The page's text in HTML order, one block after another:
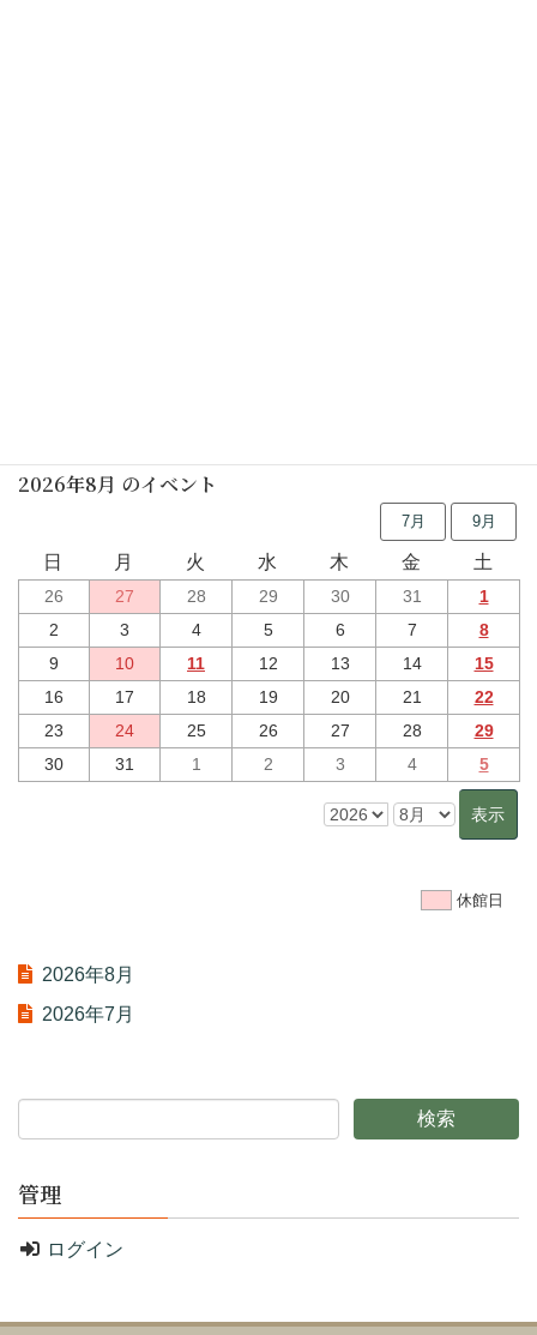
2026年8月 のイベント
7月 9月
日 月 火 水 木 金 土
26 27 28 29 30 31
1
2
3 4 5 6 7
8
9
10 11 12 13 14
15
16
17 18 19 20 21
22
23
24 25 26 27 28
29
30
31 1 2 3 4 5
休館日
2026年8月
2026年7月
管理
ログイン